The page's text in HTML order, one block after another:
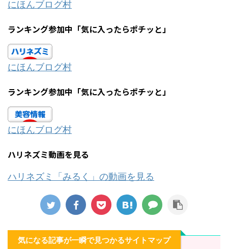
にほんブログ村
ランキング参加中「気に入ったらポチッと」
にほんブログ村
ランキング参加中「気に入ったらポチッと」
にほんブログ村
ハリネズミ動画を見る
ハリネズミ「みるく」の動画を見る
気になる記事が一瞬で見つかるサイトマップ